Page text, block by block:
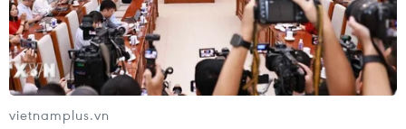
vietnamplus.vn